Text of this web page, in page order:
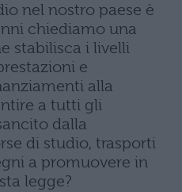
nel nostro paese è
chiediamo una
stabilisca i livelli
e
alla
a tutti gli
dalla
di studio, trasporti
a promuovere in
legge?